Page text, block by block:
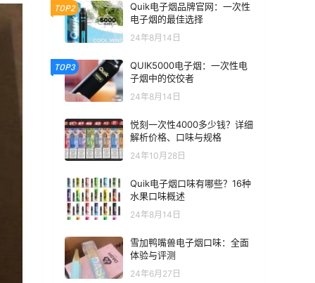
TOP2
Quik电子烟品牌官网：一次性
电子烟的最佳选择
24年8月14日
TOP3
QUIK5000电子烟：一次性电
子烟中的佼佼者
24年8月14日
悦刻一次性4000多少钱？详细
解析价格、口味与规格
24年10月28日
Quik电子烟口味有哪些？16种
水果口味概述
24年8月14日
雪加鸭嘴兽电子烟口味：全面
体验与评测
24年6月27日